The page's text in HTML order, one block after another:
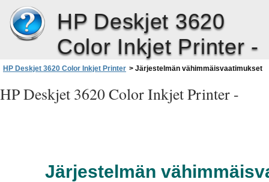
HP Deskjet 3620
Color Inkjet Printer -
HP Deskjet 3620 Color Inkjet Printer > Järjestelmän vähimmäisvaatimukset
HP Deskjet 3620 Color Inkjet Printer -
Järjestelmän